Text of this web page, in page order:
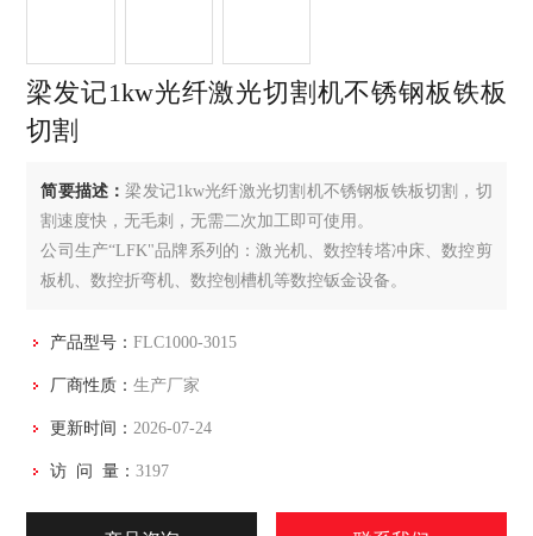
梁发记1kw光纤激光切割机不锈钢板铁板
切割
简要描述：梁发记1kw光纤激光切割机不锈钢板铁板切割，切
割速度快，无毛刺，无需二次加工即可使用。
公司生产“LFK"品牌系列的：激光机、数控转塔冲床、数控剪
板机、数控折弯机、数控刨槽机等数控钣金设备。
洲光学尺和日本伺服电机，进口的专业零件和模具。
产品型号：FLC1000-3015
厂商性质：生产厂家
更新时间： 2026-07-24
访 问 量：3197